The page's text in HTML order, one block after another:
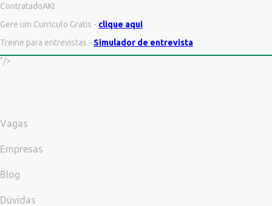
ContratadoAKI
Gere um Curriculo Gratis - clique aqui
Treine para entrevistas - Simulador de entrevista
"/>
Vagas
Empresas
Blog
Dúvidas